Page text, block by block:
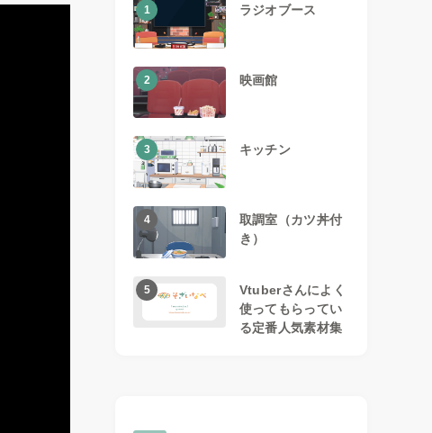
1 ラジオブース
2 映画館
3 キッチン
4
取調室（カツ丼付
き）
5
Vtuberさんによく
使ってもらってい
る定番人気素材集